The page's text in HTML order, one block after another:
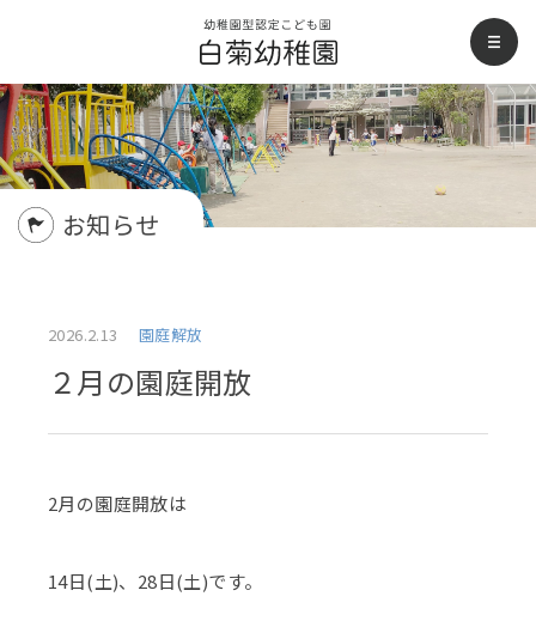
お知らせ
2026.2.13 園庭解放
２月の園庭開放
2月の園庭開放は
14日(土)、28日(土)です。